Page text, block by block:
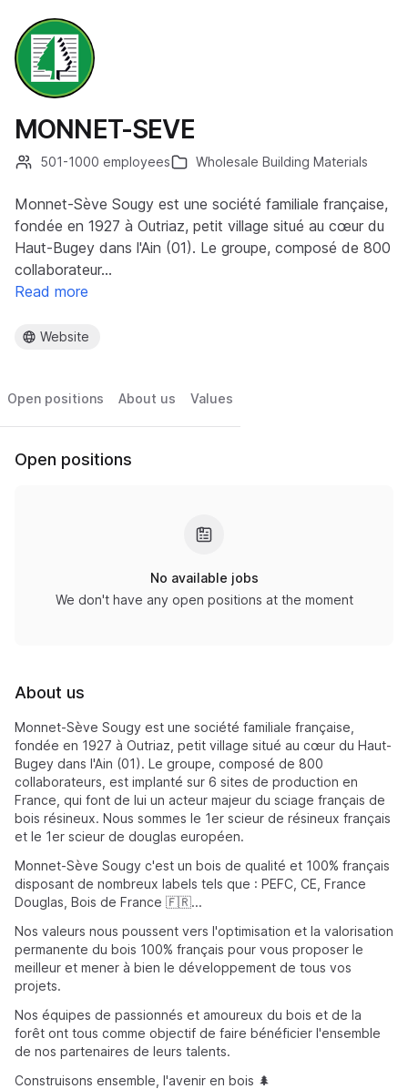
MONNET-SEVE
501-1000 employees Wholesale Building Materials
Monnet-Sève Sougy est une société familiale française,
fondée en 1927 à Outriaz, petit village situé au cœur du
Haut-Bugey dans l'Ain (01). Le groupe, composé de 800
collaborateur…
Read more
Website
Open positions About us Values
Open positions
No available jobs
We don't have any open positions at the moment
About us
Monnet-Sève Sougy est une société familiale française,
fondée en 1927 à Outriaz, petit village situé au cœur du Haut-
Bugey dans l'Ain (01). Le groupe, composé de 800
collaborateurs, est implanté sur 6 sites de production en
France, qui font de lui un acteur majeur du sciage français de
bois résineux. Nous sommes le 1er scieur de résineux français
et le 1er scieur de douglas européen.
Monnet-Sève Sougy c'est un bois de qualité et 100% français
disposant de nombreux labels tels que : PEFC, CE, France
Douglas, Bois de France 🇫🇷...
Nos valeurs nous poussent vers l'optimisation et la valorisation
permanente du bois 100% français pour vous proposer le
meilleur et mener à bien le développement de tous vos
projets.
Nos équipes de passionnés et amoureux du bois et de la
forêt ont tous comme objectif de faire bénéficier l'ensemble
de nos partenaires de leurs talents.
Construisons ensemble, l'avenir en bois 🌲